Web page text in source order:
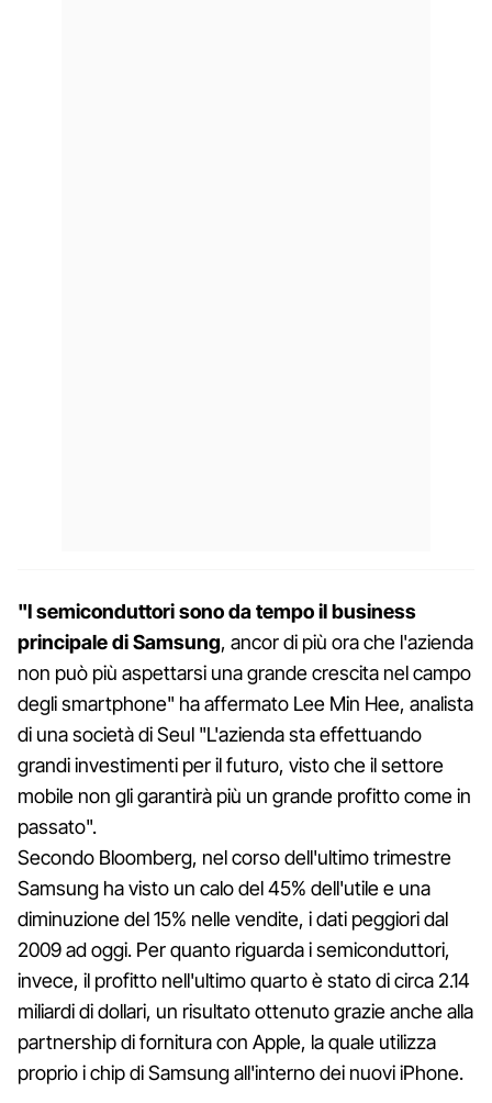
"I semiconduttori sono da tempo il business
principale di Samsung, ancor di più ora che l'azienda
non può più aspettarsi una grande crescita nel campo
degli smartphone" ha affermato Lee Min Hee, analista
di una società di Seul "L'azienda sta effettuando
grandi investimenti per il futuro, visto che il settore
mobile non gli garantirà più un grande profitto come in
passato".
Secondo Bloomberg, nel corso dell'ultimo trimestre
Samsung ha visto un calo del 45% dell'utile e una
diminuzione del 15% nelle vendite, i dati peggiori dal
2009 ad oggi. Per quanto riguarda i semiconduttori,
invece, il profitto nell'ultimo quarto è stato di circa 2.14
miliardi di dollari, un risultato ottenuto grazie anche alla
partnership di fornitura con Apple, la quale utilizza
proprio i chip di Samsung all'interno dei nuovi iPhone.